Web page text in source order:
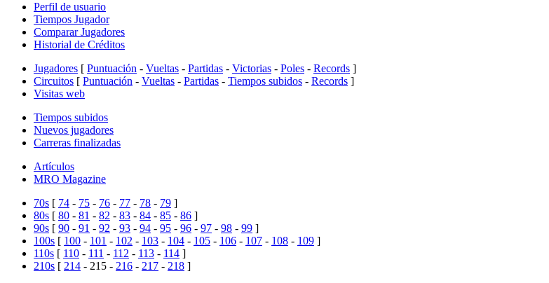
Perfil de usuario
Tiempos Jugador
Comparar Jugadores
Historial de Créditos
Jugadores [ Puntuación - Vueltas - Partidas - Victorias - Poles - Records ]
Circuitos [ Puntuación - Vueltas - Partidas - Tiempos subidos - Records ]
Visitas web
Tiempos subidos
Nuevos jugadores
Carreras finalizadas
Artículos
MRO Magazine
70s [ 74 - 75 - 76 - 77 - 78 - 79 ]
80s [ 80 - 81 - 82 - 83 - 84 - 85 - 86 ]
90s [ 90 - 91 - 92 - 93 - 94 - 95 - 96 - 97 - 98 - 99 ]
100s [ 100 - 101 - 102 - 103 - 104 - 105 - 106 - 107 - 108 - 109 ]
110s [ 110 - 111 - 112 - 113 - 114 ]
210s [ 214 - 215 - 216 - 217 - 218 ]